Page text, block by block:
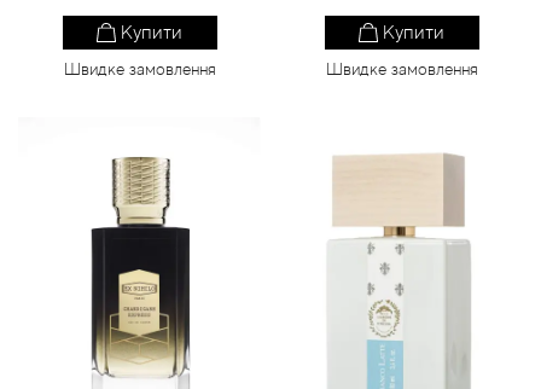
Купити
Швидке замовлення
Купити
Швидке замовлення